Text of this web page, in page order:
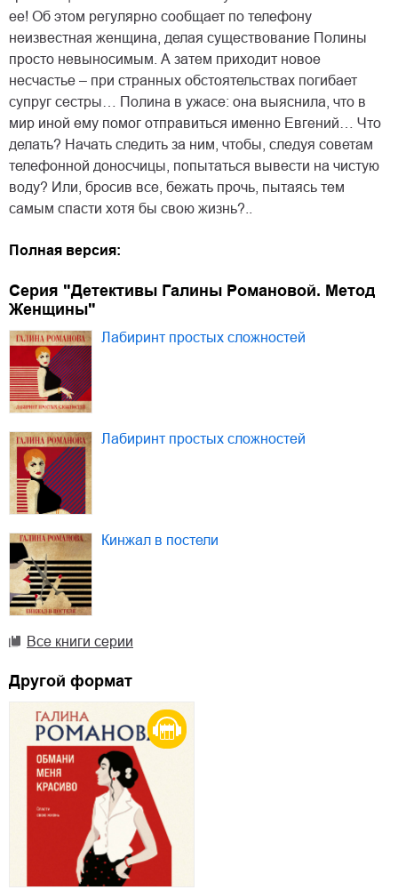
ее! Об этом регулярно сообщает по телефону
неизвестная женщина, делая существование Полины
просто невыносимым. А затем приходит новое
несчастье – при странных обстоятельствах погибает
супруг сестры… Полина в ужасе: она выяснила, что в
мир иной ему помог отправиться именно Евгений… Что
делать? Начать следить за ним, чтобы, следуя советам
телефонной доносчицы, попытаться вывести на чистую
воду? Или, бросив все, бежать прочь, пытаясь тем
самым спасти хотя бы свою жизнь?..
Полная версия:
Серия "Детективы Галины Романовой. Метод
Женщины"
Лабиринт простых сложностей
Лабиринт простых сложностей
Кинжал в постели
Все книги серии
Другой формат